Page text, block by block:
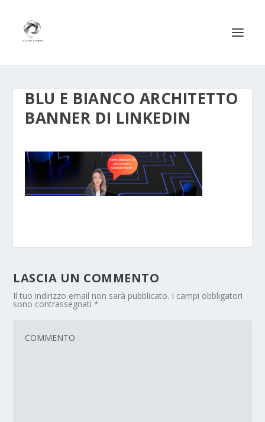
BLU E BIANCO ARCHITETTO
BANNER DI LINKEDIN
LASCIA UN COMMENTO
Il tuo indirizzo email non sarà pubblicato. I campi obbligatori
sono contrassegnati*